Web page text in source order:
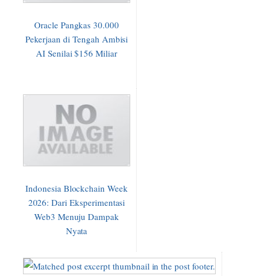
Oracle Pangkas 30.000
Pekerjaan di Tengah Ambisi
AI Senilai $156 Miliar
Indonesia Blockchain Week
2026: Dari Eksperimentasi
Web3 Menuju Dampak
Nyata